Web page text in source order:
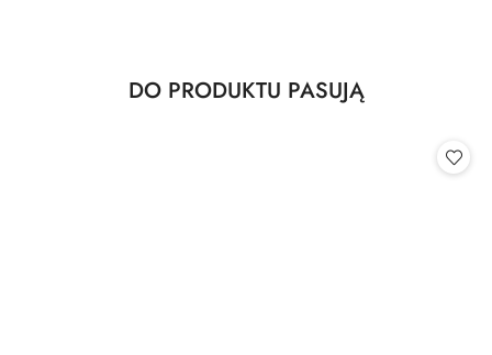
Pomiń karuzelę produktów
Produkty
DO PRODUKTU PASUJĄ